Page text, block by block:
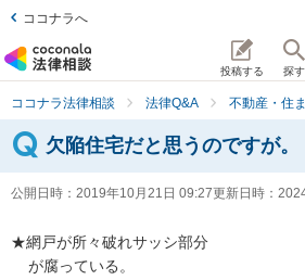
ココナラへ
投稿する 探す
ココナラ法律相談 法律Q&A 不動産・住
欠陥住宅だと思うのですが。
公開日時： 2019年10月21日 09:27更新日時：
★網戸が所々破れサッシ部分